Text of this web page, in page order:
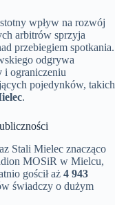
wpływ na rozwój
arbitrów sprzyja
przebiegiem spotkania.
odgrywa
i ograniczeniu
pojedynków, takich
.
Stali Mielec znacząco
MOSiR w Mielcu,
gościł aż 4 943
świadczy o dużym